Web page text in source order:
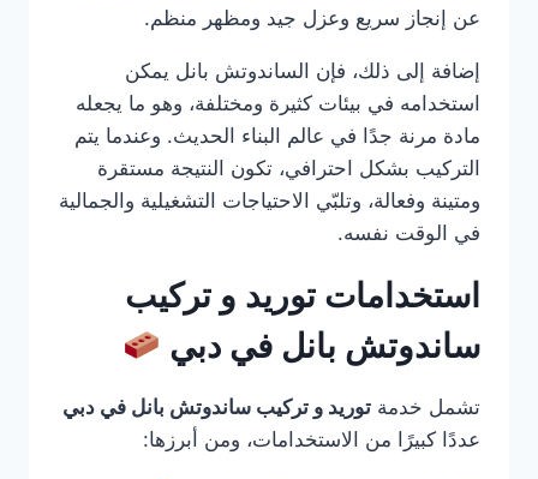
عن إنجاز سريع وعزل جيد ومظهر منظم.
إضافة إلى ذلك، فإن الساندوتش بانل يمكن
استخدامه في بيئات كثيرة ومختلفة، وهو ما يجعله
مادة مرنة جدًا في عالم البناء الحديث. وعندما يتم
التركيب بشكل احترافي، تكون النتيجة مستقرة
ومتينة وفعالة، وتلبّي الاحتياجات التشغيلية والجمالية
في الوقت نفسه.
استخدامات توريد و تركيب
ساندوتش بانل في دبي
تشمل خدمة توريد و تركيب ساندوتش بانل في دبي
عددًا كبيرًا من الاستخدامات، ومن أبرزها: